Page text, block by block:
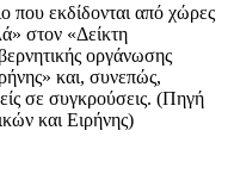
που εκδίδονται από χώρες
στον «Δείκτη
οργάνωσης
και, συνεπώς,
σε συγκρούσεις. (Πηγή
και Ειρήνης)